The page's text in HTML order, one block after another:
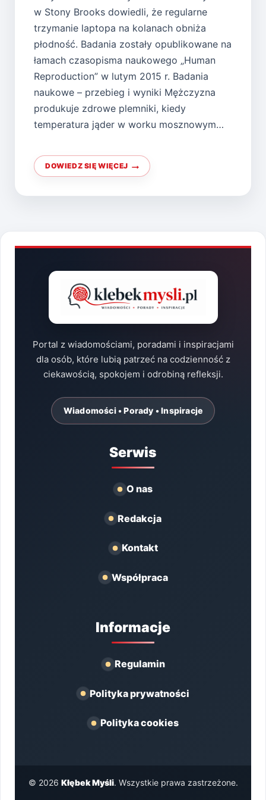
w Stony Brooks dowiedli, że regularne
trzymanie laptopa na kolanach obniża
płodność. Badania zostały opublikowane na
łamach czasopisma naukowego „Human
Reproduction” w lutym 2015 r. Badania
naukowe – przebieg i wyniki Mężczyzna
produkuje zdrowe plemniki, kiedy
temperatura jąder w worku mosznowym…
DOWIEDZ SIĘ WIĘCEJ
PRACA
Z
KOLANACH
Portal z wiadomościami, poradami i inspiracjami
dla osób, które lubią patrzeć na codzienność z
ciekawością, spokojem i odrobiną refleksji.
Wiadomości • Porady • Inspiracje
Serwis
O nas
Redakcja
Kontakt
Współpraca
Informacje
Regulamin
Polityka prywatności
Polityka cookies
© 2026 Kłębek Myśli. Wszystkie prawa zastrzeżone.